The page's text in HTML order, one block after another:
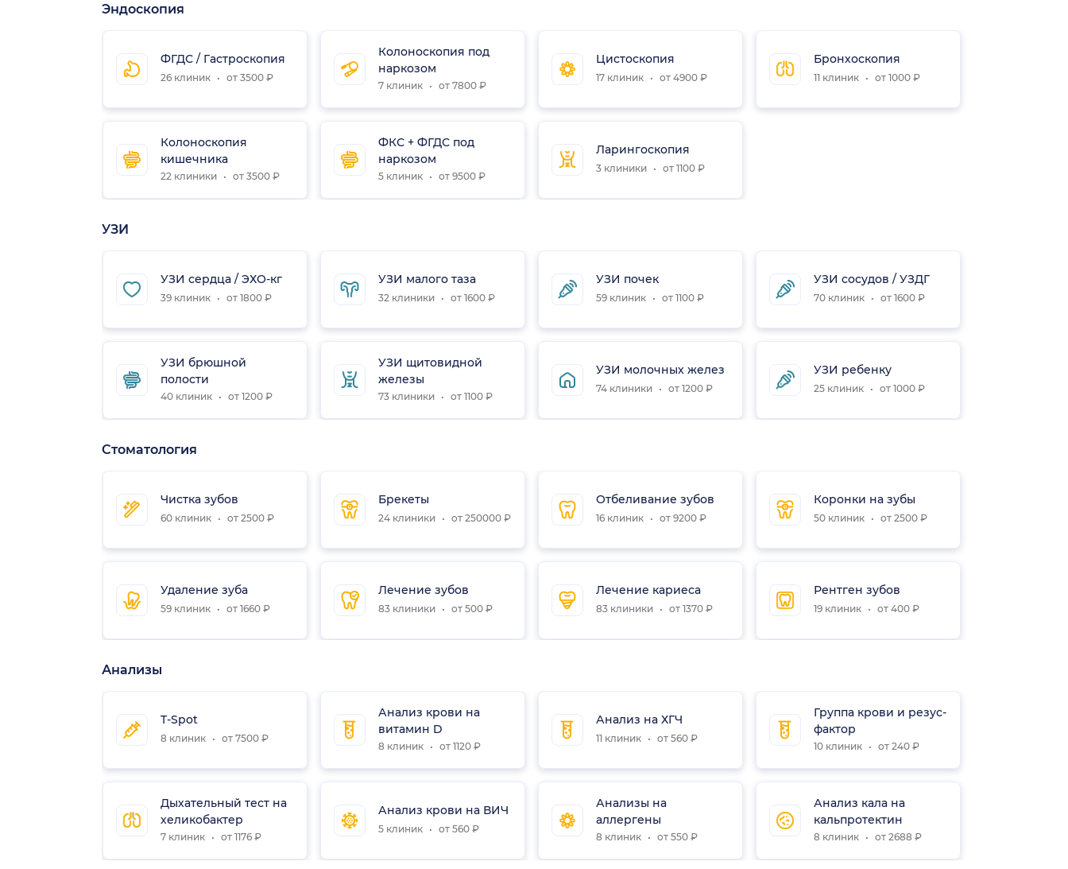
Эндоскопия
ФГДС / Гастроскопия
26 клиник от 3500 ₽
Колоноскопия
кишечника
22 клиники от 3500 ₽
Колоноскопия под
наркозом
7 клиник от 7800 ₽
ФКС + ФГДС под
наркозом
5 клиник от 9500 ₽
Цистоскопия
17 клиник от 4900 ₽
Ларингоскопия
3 клиники от 1100 ₽
Бронхоскопия
11 клиник от 1000 ₽
УЗИ
УЗИ сердца / ЭХО-кг
39 клиник от 1800 ₽
УЗИ брюшной
полости
40 клиник от 1200 ₽
УЗИ малого таза
32 клиники от 1600 ₽
УЗИ щитовидной
железы
73 клиники от 1100 ₽
УЗИ почек
59 клиник от 1100 ₽
УЗИ молочных желез
74 клиники от 1200 ₽
УЗИ сосудов / УЗДГ
70 клиник от 1600 ₽
УЗИ ребенку
25 клиник от 1000 ₽
Стоматология
Чистка зубов
60 клиник от 2500 ₽
Удаление зуба
59 клиник от 1660 ₽
Брекеты
24 клиники от 250000 ₽
Лечение зубов
83 клиники от 500 ₽
Отбеливание зубов
16 клиник от 9200 ₽
Лечение кариеса
83 клиники от 1370 ₽
Коронки на зубы
50 клиник от 2500 ₽
Рентген зубов
19 клиник от 400 ₽
Анализы
T-Spot
8 клиник от 7500 ₽
Дыхательный тест на
хеликобактер
7 клиник от 1176 ₽
Анализ крови на
витамин D
8 клиник от 1120 ₽
Анализ крови на ВИЧ
5 клиник от 560 ₽
Анализ на ХГЧ
11 клиник от 560 ₽
Анализы на
аллергены
8 клиник от 550 ₽
Группа крови и резус-
фактор
10 клиник от 240 ₽
Анализ кала на
кальпротектин
8 клиник от 2688 ₽